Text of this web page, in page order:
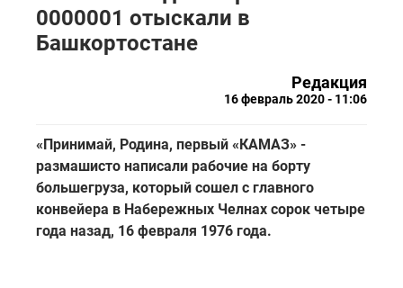
0000001 отыскали в
Башкортостане
Редакция
16 февраль 2020 - 11:06
«Принимай, Родина, первый «КАМАЗ» -
размашисто написали рабочие на борту
большегруза, который сошел с главного
конвейера в Набережных Челнах сорок четыре
года назад, 16 февраля 1976 года.